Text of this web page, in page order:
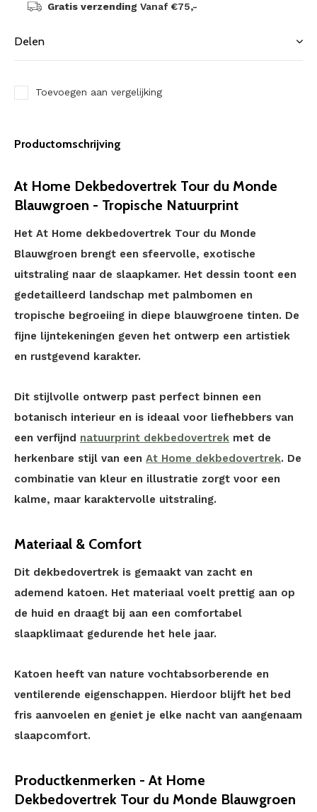
Gratis verzending Vanaf €75,-
Delen
Toevoegen aan vergelijking
Productomschrijving
At Home Dekbedovertrek Tour du Monde
Blauwgroen - Tropische Natuurprint
Het At Home dekbedovertrek Tour du Monde
Blauwgroen brengt een sfeervolle, exotische
uitstraling naar de slaapkamer. Het dessin toont een
gedetailleerd landschap met palmbomen en
tropische begroeiing in diepe blauwgroene tinten. De
fijne lijntekeningen geven het ontwerp een artistiek
en rustgevend karakter.
Dit stijlvolle ontwerp past perfect binnen een
botanisch interieur en is ideaal voor liefhebbers van
een verfijnd natuurprint dekbedovertrek met de
herkenbare stijl van een At Home dekbedovertrek. De
combinatie van kleur en illustratie zorgt voor een
kalme, maar karaktervolle uitstraling.
Materiaal & Comfort
Dit dekbedovertrek is gemaakt van zacht en
ademend katoen. Het materiaal voelt prettig aan op
de huid en draagt bij aan een comfortabel
slaapklimaat gedurende het hele jaar.
Katoen heeft van nature vochtabsorberende en
ventilerende eigenschappen. Hierdoor blijft het bed
fris aanvoelen en geniet je elke nacht van aangenaam
slaapcomfort.
Productkenmerken - At Home
Dekbedovertrek Tour du Monde Blauwgroen